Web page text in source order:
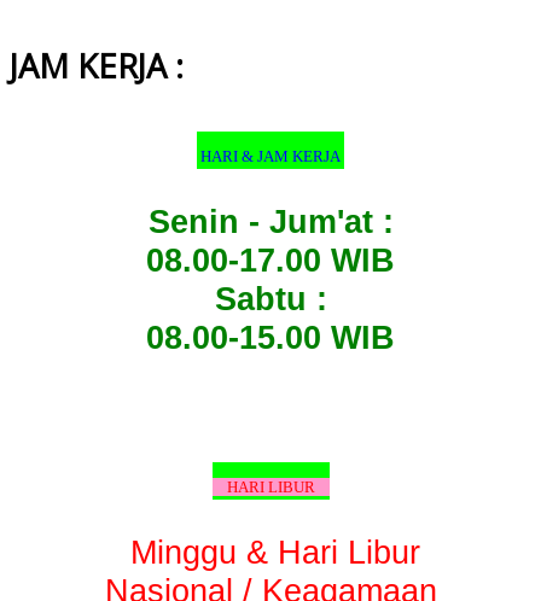
JAM KERJA :
HARI & JAM KERJA
Senin - Jum'at :
08.00-17.00 WIB
Sabtu :
08.00-15.00 WIB
HARI LIBUR
Minggu & Hari Libur
Nasional / Keagamaan